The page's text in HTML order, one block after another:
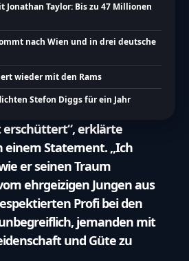
Jonathan Taylor: Bis zu 47 Millionen
nach Wien und in drei deutsche
wieder mit den Rams
Stefon Diggs für ein Jahr
erschüttert“, erklärte
einem Statement. „Ich
er seinen Traum
ehrgeizigen Jungen aus
Profi bei den
unbegreiflich, jemanden mit
und Güte zu